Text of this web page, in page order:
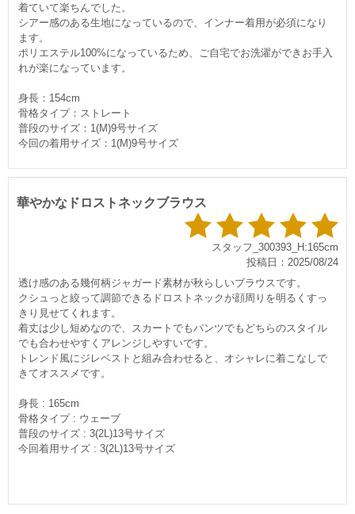
着ていて楽ちんでした。
シアー感のある生地になっているので、インナー着用が必須になり
ます。
ポリエステル100%になっているため、ご自宅でお洗濯ができお手入
れが楽になっています。
身長：154cm
骨格タイプ：ストレート
普段のサイズ：1(M)9号サイズ
今回の着用サイズ：1(M)9号サイズ
華やかなドロストネックブラウス
スタッフ_300393_H:165cm
投稿日：2025/08/24
透け感のある幾何柄ジャガード素材が秋らしいブラウスです。
クシュっと絞って調節できるドロストネックが顔周りを明るくすっ
きり見せてくれます。
着丈は少し短めなので、スカートでもパンツでもどちらのスタイル
でも合わせやすくアレンジしやすいです。
トレンド風にジレベストと組み合わせると、オシャレに着こなしで
きてオススメです。
身長 : 165cm
骨格タイプ : ウェーブ
普段のサイズ : 3(2L)13号サイズ
今回着用サイズ : 3(2L)13号サイズ